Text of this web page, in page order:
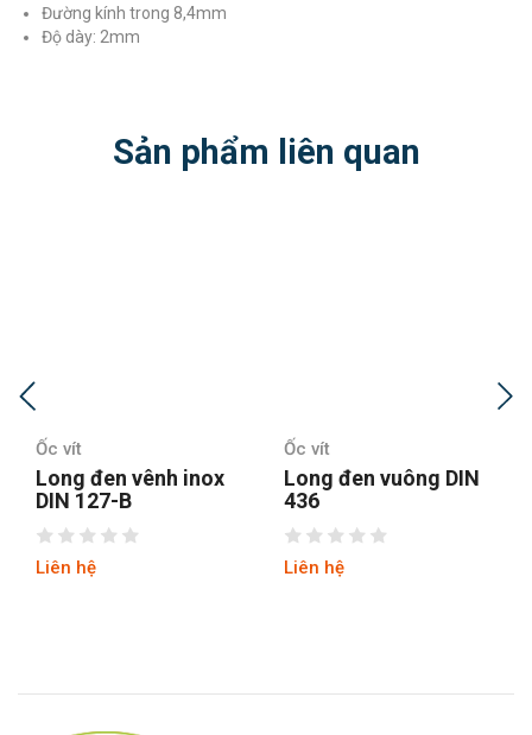
Đường kính trong 8,4mm
Độ dày: 2mm
Sản phẩm liên quan
Ốc vít
Long đen vuông DIN
436
Liên hệ
Ốc vít
Vòng đệm chống
xoay
Liên hệ